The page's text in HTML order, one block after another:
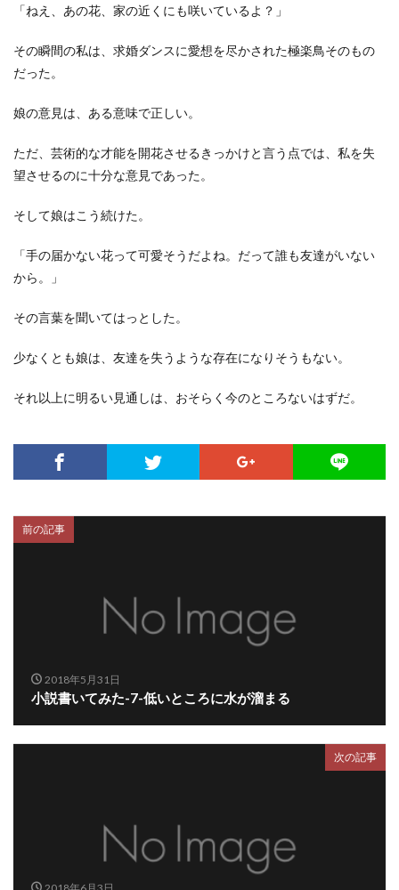
「ねえ、あの花、家の近くにも咲いているよ？」
その瞬間の私は、求婚ダンスに愛想を尽かされた極楽鳥そのもの
だった。
娘の意見は、ある意味で正しい。
ただ、芸術的な才能を開花させるきっかけと言う点では、私を失
望させるのに十分な意見であった。
そして娘はこう続けた。
「手の届かない花って可愛そうだよね。だって誰も友達がいない
から。」
その言葉を聞いてはっとした。
少なくとも娘は、友達を失うような存在になりそうもない。
それ以上に明るい見通しは、おそらく今のところないはずだ。
前の記事
2018年5月31日
小説書いてみた-7-低いところに水が溜まる
次の記事